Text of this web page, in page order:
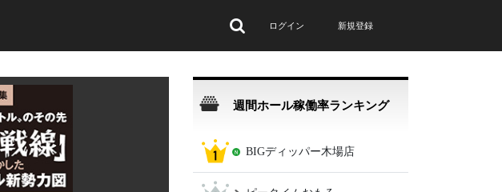
ログイン 新規登録
週間ホール稼働率ランキング
BIGディッパー木場店